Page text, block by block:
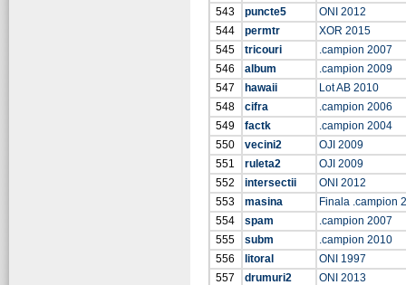
543
puncte5
ONI 2012
544
permtr
XOR 2015
545
tricouri
.campion 2007
546
album
.campion 2009
547
hawaii
Lot AB 2010
548
cifra
.campion 2006
549
factk
.campion 2004
550
vecini2
OJI 2009
551
ruleta2
OJI 2009
552
intersectii
ONI 2012
553
masina
Finala .campion
554
spam
.campion 2007
555
subm
.campion 2010
556
litoral
ONI 1997
557
drumuri2
ONI 2013